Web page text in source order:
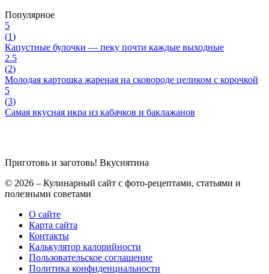
Популярное
5
(1)
Капустные булочки — пеку почти каждые выходные
2.5
(2)
Молодая картошка жареная на сковороде целиком с корочкой
5
(3)
Самая вкусная икра из кабачков и баклажанов
Приготовь и заготовь! Вкуснятина
© 2026 – Кулинарный сайт с фото-рецептами, статьями и
полезными советами
О сайте
Карта сайта
Контакты
Калькулятор калорийности
Пользовательское соглашение
Политика конфиденциальности